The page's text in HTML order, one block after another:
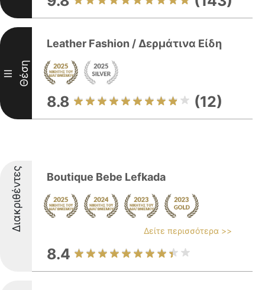
III Θέση
Leather Fashion / Δερμάτινα Είδη
8.8 (12)
Διακριθέντες Boutique Bebe Lefkada
Δείτε περισσότερα >>
8.4